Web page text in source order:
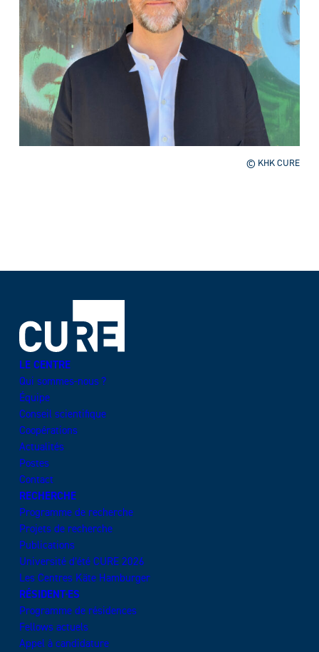
© KHK CURE
LE CENTRE
Qui sommes-nous ?
Équipe
Conseil scientifique
Coopérations
Actualités
Postes
Contact
RECHERCHE
Programme de recherche
Projets de recherche
Publications
Université d’été CURE 2026
Les Centres Käte Hamburger
RÉSIDENT·ES
Programme de résidences
Fellows actuels
Appel à candidature